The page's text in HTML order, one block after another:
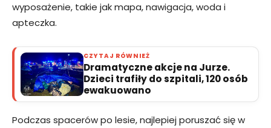
wyposażenie, takie jak mapa, nawigacja, woda i
apteczka.
CZYTAJ RÓWNIEŻ
Dramatyczne akcje na Jurze.
Dzieci trafiły do szpitali, 120 osób
ewakuowano
Podczas spacerów po lesie, najlepiej poruszać się w